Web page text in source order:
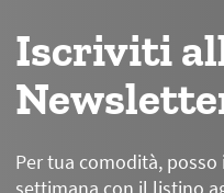
Iscriviti
Per tua comodità,